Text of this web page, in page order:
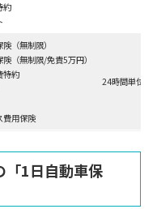
約
（無制限）
（無制限/免責5万円）
特約
費用保険
24時間単位
「1日自動車保